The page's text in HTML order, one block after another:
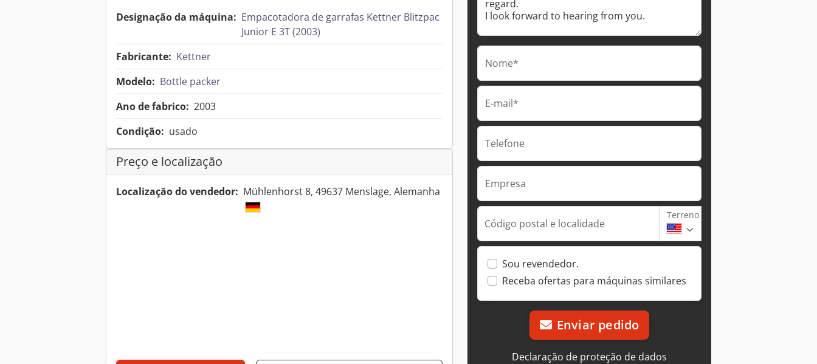
Designação da máquina: Empacotadora de garrafas Kettner Blitzpac
Junior E 3T (2003)
Fabricante: Kettner
Modelo: Bottle packer
Ano de fabrico: 2003
Condição: usado
Preço e localização
Localização do vendedor: Mühlenhorst 8, 49637 Menslage, Alemanha
Nome*
E-mail*
Telefone
Empresa
Código postal e localidade
Terreno
Sou revendedor.
Receba ofertas para máquinas similares
Enviar pedido
Declaração de proteção de dados